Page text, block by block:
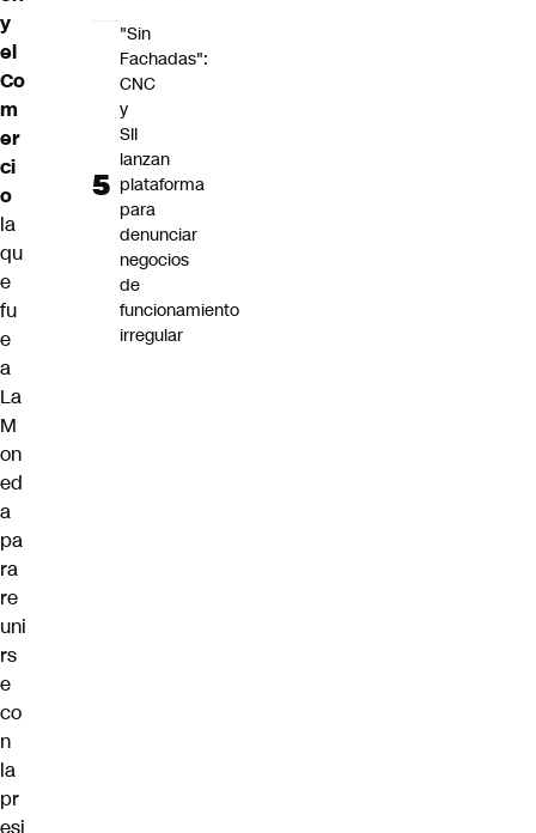
y
el
Co
m
er
ci
o
la
qu
e
fu
e
a
La
M
on
ed
a
pa
ra
re
uni
rs
e
co
n
la
pr
esi
"Sin
Fachadas":
CNC
y
SII
lanzan
plataforma
para
denunciar
negocios
de
funcionamiento
irregular